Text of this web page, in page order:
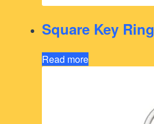
Square Key Ring
Read more